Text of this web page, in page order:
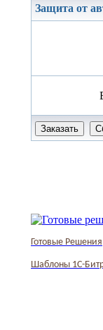
Защита от
Готовые Решения
Шаблоны 1С-